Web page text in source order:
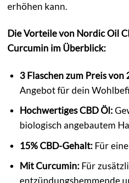
erhöhen kann.
Die Vorteile von Nordic Oil
Curcumin im Überblick:
3 Flaschen zum Preis von
Angebot für dein
Hochwertiges CBD Öl:
biologisch angebautem
15% CBD-Gehalt: Für
Mit Curcumin: Für
entzündungshemmende